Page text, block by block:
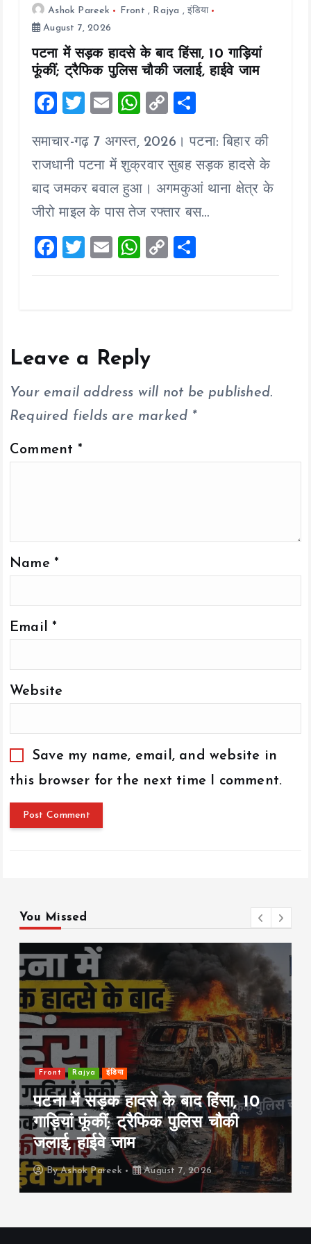
Ashok Pareek Front , Rajya ,इंडिया
August 7, 2026
पटना में सड़क हादसे के बाद हिंसा, 10 गाड़ियां
फूंकीं; ट्रैफिक पुलिस चौकी जलाई, हाईवे जाम
F
ce
b
o
o
k
T
tt
er
E
ai
l
W
at
s
A
p
p
C
p
y
Li
n
k
a
re
समाचार-गढ़ 7 अगस्त, 2026। पटना: बिहार की
राजधानी पटना में शुक्रवार सुबह सड़क हादसे के
बाद जमकर बवाल हुआ। अगमकुआं थाना क्षेत्र के
जीरो माइल के पास तेज रफ्तार बस…
F
a
o
T
wi
E
m
W
h
p
p
C
o
h
Leave a Reply
Your email address will not be published.
Required fields are marked *
Comment *
Name *
Email *
Website
Save my name, email, and website in
this browser for the next time I comment.
You Missed
इंडिया
हादसे के बाद हिंसा, 10
ट्रैफिक पुलिस चौकी
जाम
Pareek August 7, 2026
Front Rajya
झारखंड में
मांग पर
की तबीयत
ByAshok